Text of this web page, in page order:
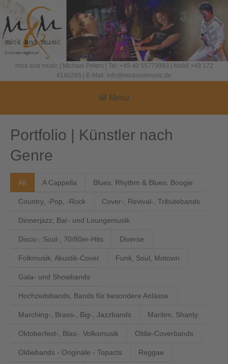
mick and music | Michael Peters | Tel. +49 40 55779993 | Mobil +49 172
4140285 | E-Mail: info@mickandmusic.de
Menu
Portfolio | Künstler nach
Genre
All A Cappella Blues, Rhythm & Blues, Boogie
Country, -Pop, -Rock Cover-, Revival-, Tributebands
Dinnerjazz, Bar- und Loungemusik
Disco-, Soul-, 70/80er-Hits Diverse
Folkmusik, Akustik-Cover Funk, Soul, Motown
Gala- und Showbands
Hochzeitsbands, Bands für besondere Anlässe
Marching-, Brass-, Big-, Jazzbands Maritim, Shanty
Oktoberfest-, Blas-, Volksmusik Oldie-Coverbands
Oldiebands - Originale - Topacts Reggae